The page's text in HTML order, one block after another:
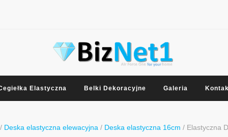
Elastyczna Belki Dekoracyjne Galeria
/ Deska elastyczna elewacyjna / Deska elastyczna 16cm / Elastyczna